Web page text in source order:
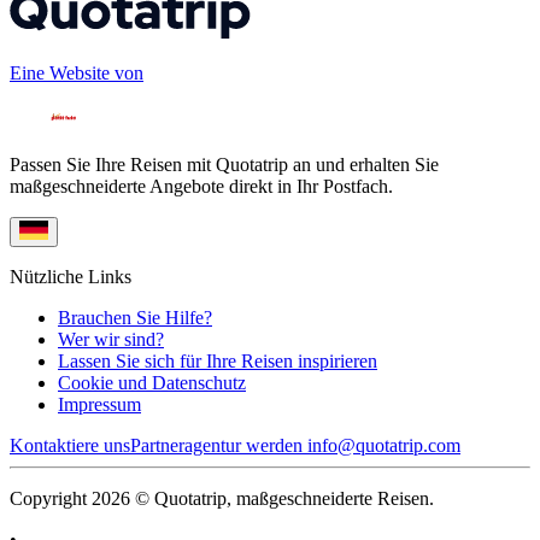
Eine Website von
Passen Sie Ihre Reisen mit Quotatrip an und erhalten Sie
maßgeschneiderte Angebote direkt in Ihr Postfach.
Nützliche Links
Brauchen Sie Hilfe?
Wer wir sind?
Lassen Sie sich für Ihre Reisen inspirieren
Cookie und Datenschutz
Impressum
Kontaktiere unsPartneragentur werden info@quotatrip.com
Copyright 2026 © Quotatrip, maßgeschneiderte Reisen.